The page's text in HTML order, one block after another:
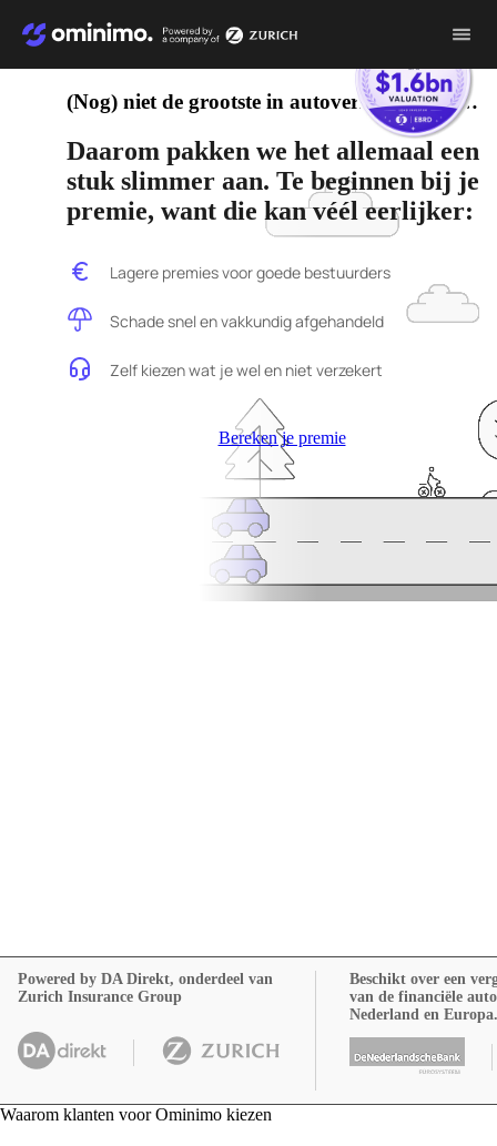
(Nog) niet de grootste in autoverzekeringen…
Daarom pakken we het allemaal een
stuk slimmer aan. Te beginnen bij je
premie, want die kan véél eerlijker:
Image Lagere premies voor goede bestuurders
Image Schade snel en vakkundig afgehandeld
Image Zelf kiezen wat je wel en niet verzekert
Bereken je premie
file
Powered by DA Direkt, onderdeel van
Zurich Insurance Group
Image Image
Beschikt over een
van de financiële
Nederland en Europa.
Waarom klanten voor Ominimo kiezen